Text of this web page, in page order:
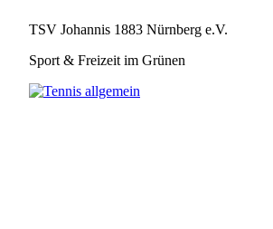
TSV Johannis 1883 Nürnberg e.V.
Sport & Freizeit im Grünen